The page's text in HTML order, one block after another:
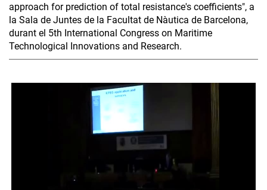
approach for prediction of total resistance's coefficients", a
la Sala de Juntes de la Facultat de Nàutica de Barcelona,
durant el 5th International Congress on Maritime
Technological Innovations and Research.